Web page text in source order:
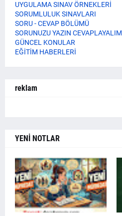
UYGULAMA SINAV ÖRNEKLERİ
SORUMLULUK SINAVLARI
SORU - CEVAP BÖLÜMÜ
SORUNUZU YAZIN CEVAPLAYALIM
GÜNCEL KONULAR
EĞİTİM HABERLERİ
reklam
YENİ NOTLAR